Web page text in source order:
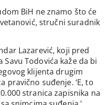
BiH ne znamo što će
stručni suradnik
Lazarević, koji pred
Todovića kaže da bi
klijenta drugim
pravično suđenje. ‘E, to
stranica zapisnika na